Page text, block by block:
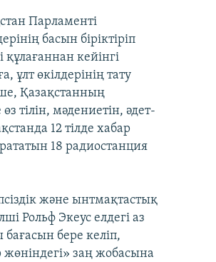
Парламенті
басын біріктіріп
кейінгі
ұлт өкілдерінің тату
Қазақстанның
тілін, мәдениетін, әдет-
12 тілде хабар
18 радиостанция
және ынтмақтастық
Рольф Экеус елдегі аз
бере келіп,
заң жобасына